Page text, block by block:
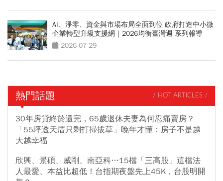
AI、淨零、資金與市場布局全面到位 政府打造中小微
企業轉型升級支援網｜2026均衡臺灣週 系列報導
2026-07-29
熱門話題 / HOT ARTICLES /
30年房貸終於還完，65歲退休夫妻為何忍痛賣房？
「55坪透天厝只剩打掃拔草」晚年才懂：房子不是越
大越幸福
欣興、景碩、威剛、南亞科…15檔「三高股」這檔法
人最愛、本益比超低！台指期夜盤先上45K，台股明開